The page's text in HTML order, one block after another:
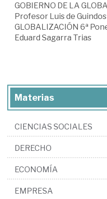
GOBIERNO DE LA
Profesor Luis de Guindos
GLOBALIZACIÓN 6ª
Eduard Sagarra Trias
Materias
CIENCIAS SOCIALES
DERECHO
ECONOMÍA
EMPRESA